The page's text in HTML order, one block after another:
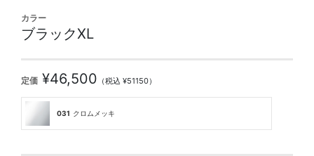
カラー
ブラックXL
定価 ¥46,500 （税込 ¥51150）
031 クロムメッキ